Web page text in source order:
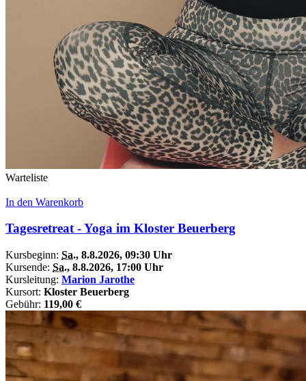
Warteliste
In den Warenkorb
Tagesretreat - Yoga im Kloster Beuerberg
Kursbeginn: Sa., 8.8.2026, 09:30 Uhr
Kursende: Sa., 8.8.2026, 17:00 Uhr
Kursleitung: Marion Jarothe
Kursort: Kloster Beuerberg
Gebühr: 119,00 €